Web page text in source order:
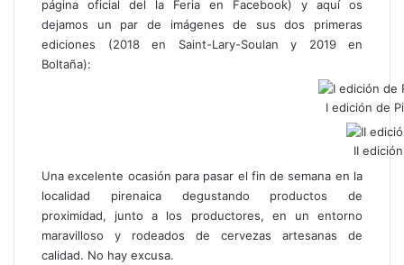
página oficial del la Feria en Facebook) y aquí os
dejamos un par de imágenes de sus dos primeras
ediciones (2018 en Saint-Lary-Soulan y 2019 en
Boltaña):
I edición de
II
Una excelente ocasión para pasar el fin de semana en la
localidad pirenaica degustando productos de
proximidad, junto a los productores, en un entorno
maravilloso y rodeados de cervezas artesanas de
calidad. No hay excusa.